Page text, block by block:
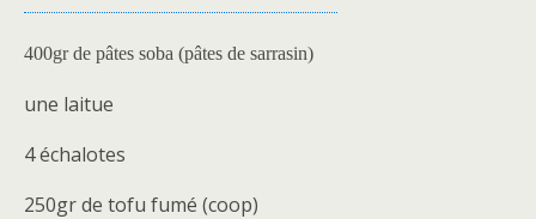
400gr de pâtes soba (pâtes de sarrasin)
une laitue
4 échalotes
250gr de tofu fumé (coop)